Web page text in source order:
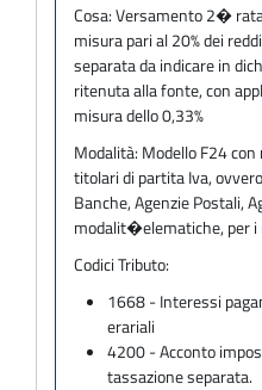
Cosa:Versamento 2�
misura pari al 20% dei
separata da indicare in
ritenuta alla fonte, con
misura dello 0,33%
Modalità: Modello F24
titolari di partita Iva,
Banche, Agenzie Postali,
modalit�elematiche, per
Codici Tributo:
1668 - Interessi
erariali
4200 - Acconto
tassazione separata.